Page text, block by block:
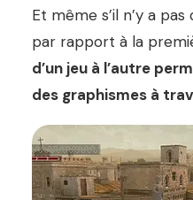
Et même s’il n’y a
par rapport à la
d’un jeu à l’autre
des graphismes à